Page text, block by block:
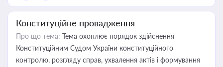
Конституційне провадження
Про що тема: Тема охоплює порядок здійснення
Конституційним Судом України конституційного
контролю, розгляду справ, ухвалення актів і формування